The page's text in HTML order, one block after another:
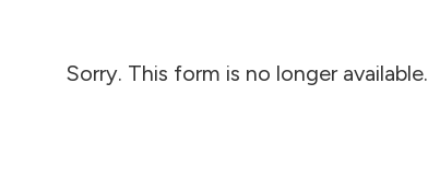
Sorry. This form is no longer available.